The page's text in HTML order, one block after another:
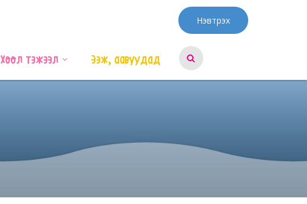
Нэвтрэх
Хоол тэжээл Ээж, аавуудад